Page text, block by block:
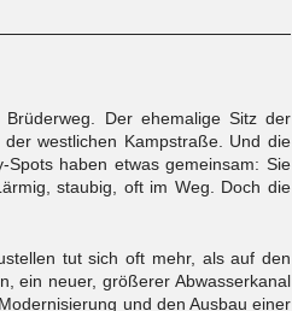
Der ehemalige Sitz der
westlichen Kampstraße. Und die
haben etwas gemeinsam: Sie
staubig, oft im Weg. Doch die
tut sich oft mehr, als auf den
ein neuer, größerer Abwasserkanal
und den Ausbau einer